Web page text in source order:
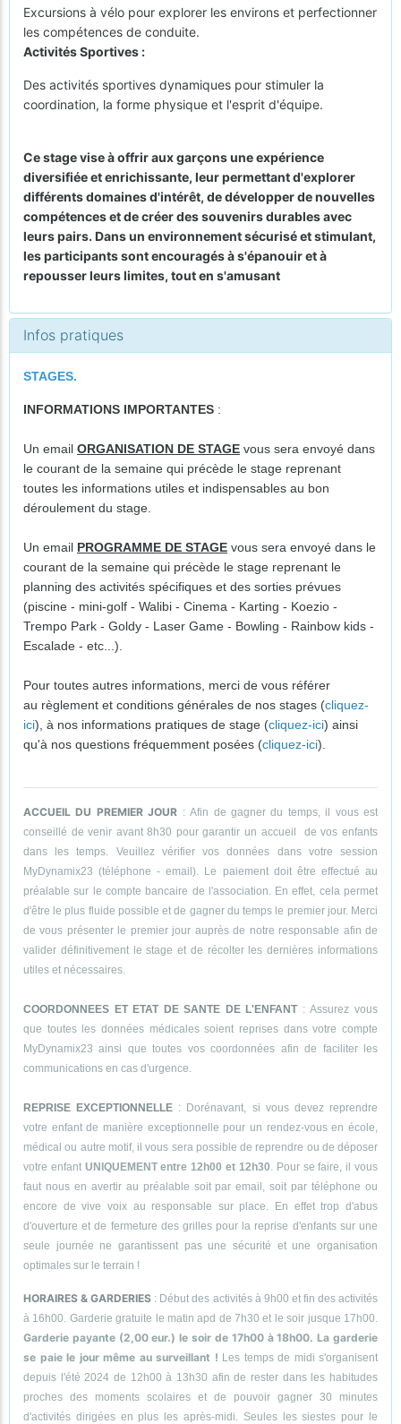
Excursions à vélo pour explorer les environs et perfectionner
les compétences de conduite.
Activités Sportives :
Des activités sportives dynamiques pour stimuler la
coordination, la forme physique et l'esprit d'équipe.
Ce stage vise à offrir aux garçons une expérience
diversifiée et enrichissante, leur permettant d'explorer
différents domaines d'intérêt, de développer de nouvelles
compétences et de créer des souvenirs durables avec
leurs pairs. Dans un environnement sécurisé et stimulant,
les participants sont encouragés à s'épanouir et à
repousser leurs limites, tout en s'amusant
Infos pratiques
STAGES.
INFORMATIONS IMPORTANTES :
Un email ORGANISATION DE STAGE vous sera envoyé dans
le courant de la semaine qui précède le stage reprenant
toutes les informations utiles et indispensables au bon
déroulement du stage.
Un email PROGRAMME DE STAGE vous sera envoyé dans le
courant de la semaine qui précède le stage reprenant le
planning des activités spécifiques et des sorties prévues
(piscine - mini-golf - Walibi - Cinema - Karting - Koezio -
Trempo Park - Goldy - Laser Game - Bowling - Rainbow kids -
Escalade - etc...).
Pour toutes autres informations, merci de vous référer
au règlement et conditions générales de nos stages (cliquez-
ici), à nos informations pratiques de stage (cliquez-ici) ainsi
qu'à nos questions fréquemment posées (cliquez-ici).
ACCUEIL DU PREMIER JOUR : Afin de gagner du temps, il vous est
conseillé de venir avant 8h30 pour garantir un accueil de vos enfants
dans les temps. Veuillez vérifier vos données dans votre session
MyDynamix23 (téléphone - email). Le paiement doit être effectué au
préalable sur le compte bancaire de l'association. En effet, cela permet
d'être le plus fluide possible et de gagner du temps le premier jour. Merci
de vous présenter le premier jour auprès de notre responsable afin de
valider définitivement le stage et de récolter les dernières informations
utiles et nécessaires.
COORDONNEES ET ETAT DE SANTE DE L'ENFANT: Assurez vous
que toutes les données médicales soient reprises dans votre compte
MyDynamix23 ainsi que toutes vos coordonnées afin de faciliter les
communications en cas d'urgence.
REPRISE EXCEPTIONNELLE : Dorénavant, si vous devez reprendre
votre enfant de manière exceptionnelle pour un rendez-vous en école,
médical ou autre motif, il vous sera possible de reprendre ou de déposer
votre enfant UNIQUEMENT entre 12h00 et 12h30. Pour se faire, il vous
faut nous en avertir au préalable soit par email, soit par téléphone ou
encore de vive voix au responsable sur place. En effet trop d'abus
d'ouverture et de fermeture des grilles pour la reprise d'enfants sur une
seule journée ne garantissent pas une sécurité et une organisation
optimales sur le terrain !
HORAIRES & GARDERIES : Début des activités à 9h00 et fin des activités
à 16h00. Garderie gratuite le matin apd de 7h30 et le soir jusque 17h00.
Garderie payante (2,00 eur.) le soir de 17h00 à 18h00. La garderie
se paie le jour même au surveillant ! Les temps de midi s'organisent
depuis l'été 2024 de 12h00 à 13h30 afin de rester dans les habitudes
proches des moments scolaires et de pouvoir gagner 30 minutes
d'activités dirigées en plus les après-midi. Seules les siestes pour le